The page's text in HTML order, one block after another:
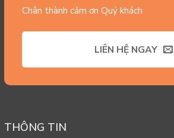
Chân thành cảm ơn Quý khách
LIÊN HỆ NGAY
THÔNG TIN